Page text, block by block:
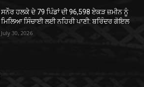
ਸਨੌਰ ਹਲਕੇ ਦੇ 79 ਪਿੰਡਾਂ ਦੀ 96,598 ਏਕੜ ਜ਼ਮੀਨ ਨੂੰ
ਮਿਲਿਆ ਸਿੰਚਾਈ ਲਈ ਨਹਿਰੀ ਪਾਣੀ: ਬਰਿੰਦਰ ਗੋਇਲ
July 30, 2026